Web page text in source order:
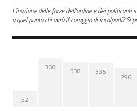
L'inazione delle forze dell'ordine e dei
a quel punto chi avrà il coraggio di incolparli? Si
52
366 338 335
296